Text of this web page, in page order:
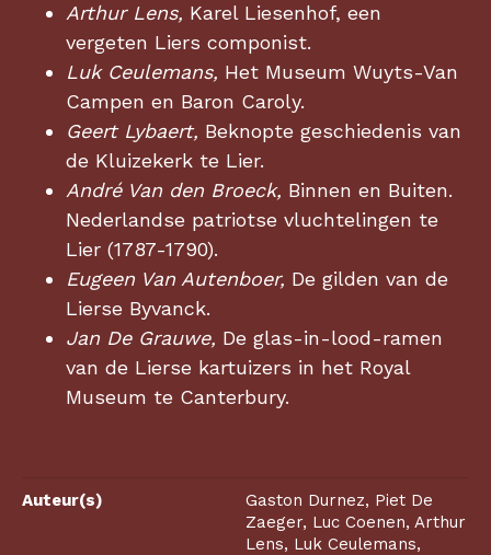
Arthur Lens, Karel Liesenhof, een
vergeten Liers componist.
Luk Ceulemans, Het Museum Wuyts-Van
Campen en Baron Caroly.
Geert Lybaert, Beknopte geschiedenis van
de Kluizekerk te Lier.
André Van den Broeck, Binnen en Buiten.
Nederlandse patriotse vluchtelingen te
Lier (1787-1790).
Eugeen Van Autenboer, De gilden van de
Lierse Byvanck.
Jan De Grauwe, De glas-in-lood-ramen
van de Lierse kartuizers in het Royal
Museum te Canterbury.
Auteur(s)
Gaston Durnez, Piet De
Zaeger, Luc Coenen, Arthur
Lens, Luk Ceulemans,